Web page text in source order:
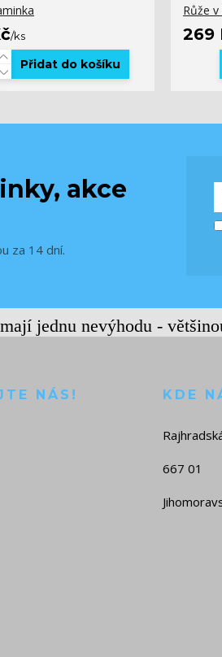
/ks
Přidat do košíku
Růže
269
akce
za 14 dní.
jednu nevýhodu -
NÁS! KDE
667 01